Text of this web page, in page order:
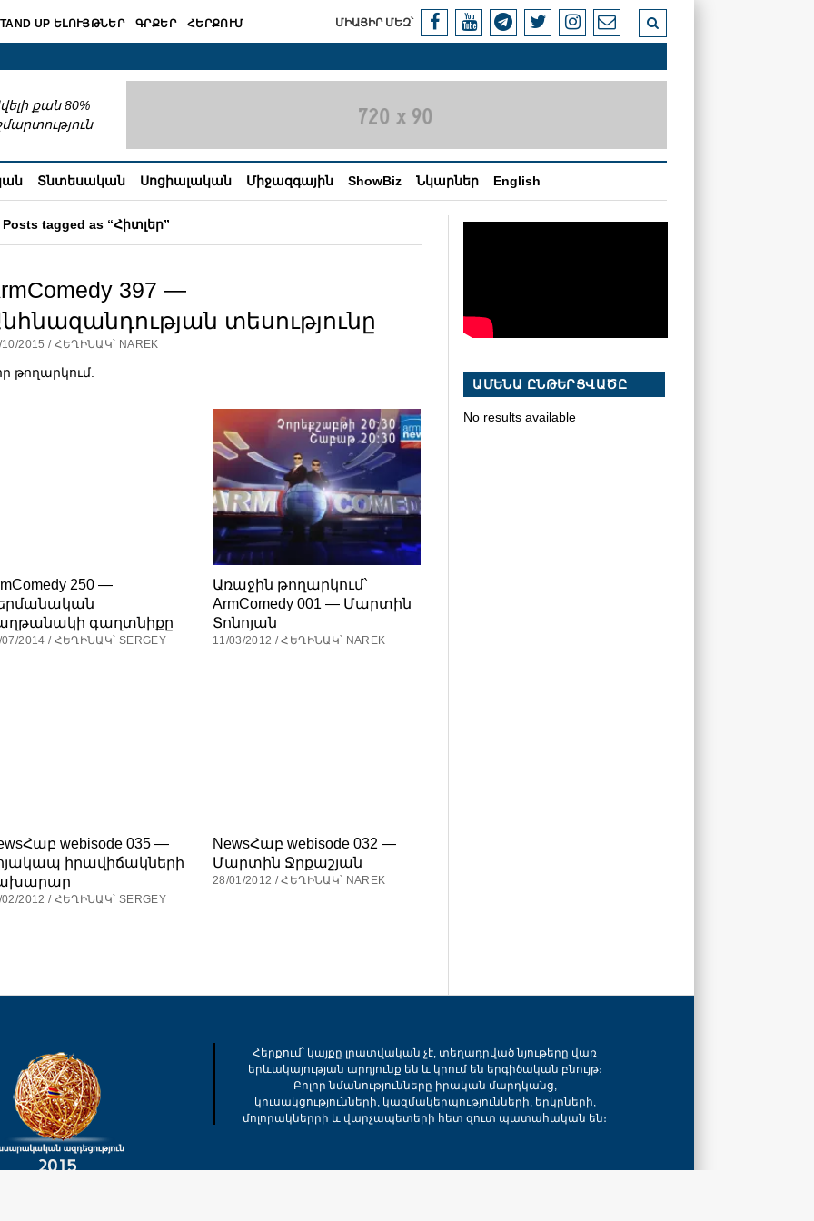
UP ԵԼՈՒՅԹՆԵՐ ԳՐՔԵՐ ՀԵՐՔՈՒՄ ՄԻԱՑԻՐ ՄԵԶ՝
քան 80%
Տնտեսական Սոցիալական Միջազգային ShowBiz Նկարներ English
Posts tagged as “Հիտլեր”
397 —
տեսությունը
10/2015 / ՀԵՂԻՆԱԿ՝ NAREK
թողարկում.
250 —
գաղտնիքը
07/2014 / ՀԵՂԻՆԱԿ՝ SERGEY
Առաջին թողարկում`
ArmComedy 001 — Մարտին
Տոնոյան
11/03/2012 / ՀԵՂԻՆԱԿ՝ NAREK
webisode 035 —
իրավիճակների
02/2012 / ՀԵՂԻՆԱԿ՝ SERGEY
NewsՀաբ webisode 032 —
Մարտին Ջրքաշյան
28/01/2012 / ՀԵՂԻՆԱԿ՝ NAREK
ԱՄԵՆԱ ԸՆԹԵՐՑՎԱԾԸ
No results available
Հերքում՝ կայքը լրատվական չէ, տեղադրված նյութերը վառ
երևակայության արդյունք են և կրում են երգիծական բնույթ։
Բոլոր նմանությունները իրական մարդկանց,
կուսակցությունների, կազմակերպությունների, երկրների,
մոլորակներրի և վարչապետերի հետ զուտ պատահական են։